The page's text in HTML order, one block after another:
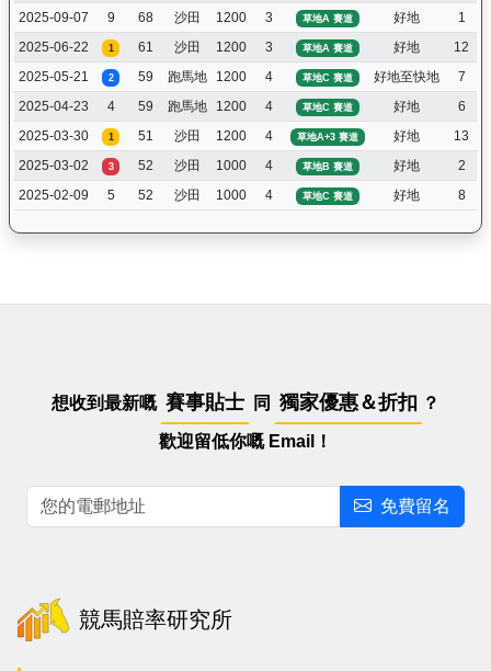
2025-09-07
9 68 沙田 1200 3 草地A 賽道 好地 1
2025-06-22
1 61 沙田 1200 3 草地A 賽道 好地 12
2025-05-21
2 59 跑馬地 1200 4 草地C 賽道 好地至快地 7
2025-04-23
4 59 跑馬地 1200 4 草地C 賽道 好地 6
2025-03-30
1 51 沙田 1200 4 草地A+3 賽道 好地 13
2025-03-02
3 52 沙田 1000 4 草地B 賽道 好地 2
2025-02-09
5 52 沙田 1000 4 草地C 賽道 好地 8
想收到最新嘅 賽事貼士 同 獨家優惠＆折扣 ？
歡迎留低你嘅 Email！
免費留名
競馬賠率研究所